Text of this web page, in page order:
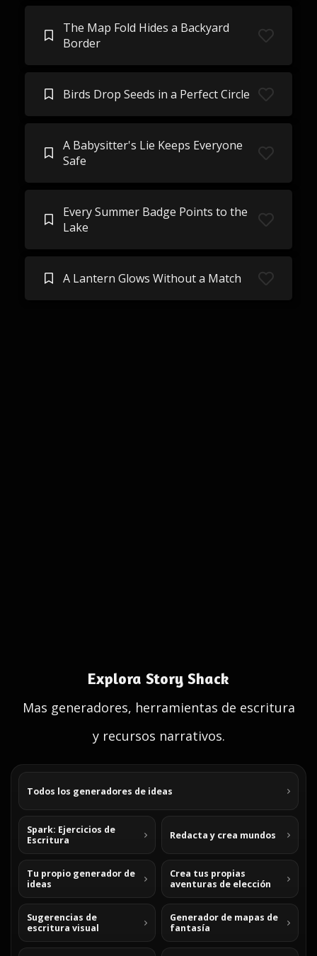
The Map Fold Hides a Backyard
Border
Birds Drop Seeds in a Perfect Circle
A Babysitter's Lie Keeps Everyone
Safe
Every Summer Badge Points to the
Lake
A Lantern Glows Without a Match
Explora Story Shack
Mas generadores, herramientas de escritura
y recursos narrativos.
Todos los generadores de ideas
Spark: Ejercicios de
Escritura
Redacta y crea mundos
Tu propio generador de
ideas
Crea tus propias
aventuras de elección
Sugerencias de
escritura visual
Generador de mapas de
fantasía